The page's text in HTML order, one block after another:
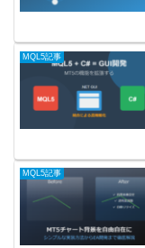
MQL5記事
MQL5記事